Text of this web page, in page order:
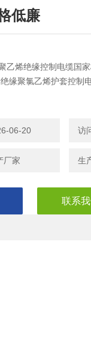
低廉
乙烯绝缘控制电缆国
缘聚氯乙烯护套控制
绝缘聚氯乙烯护套编
烯绝缘聚氯乙烯护套
06-20 访
厂家 生
联系